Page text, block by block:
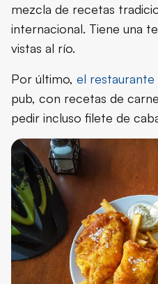
mezcla de recetas
internacional. Tiene una
vistas al río.
Por último, el restaurante
pub, con recetas de
pedir incluso filete de